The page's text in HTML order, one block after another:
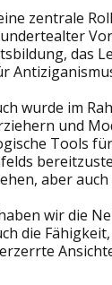
zentrale
das
wurde im
und
Tools
aber
wir die
die